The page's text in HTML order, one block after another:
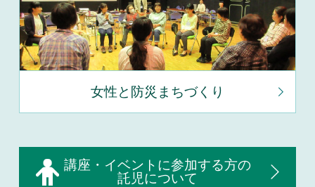
女性と防災まちづくり
講座・イベントに参加する方の
託児について